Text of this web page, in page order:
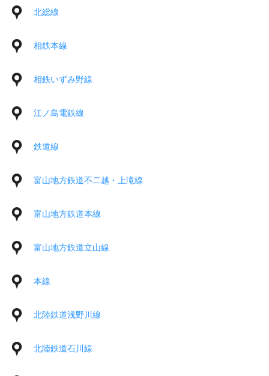
北総線
相鉄本線
相鉄いずみ野線
江ノ島電鉄線
鉄道線
富山地方鉄道不二越・上滝線
富山地方鉄道本線
富山地方鉄道立山線
本線
北陸鉄道浅野川線
北陸鉄道石川線